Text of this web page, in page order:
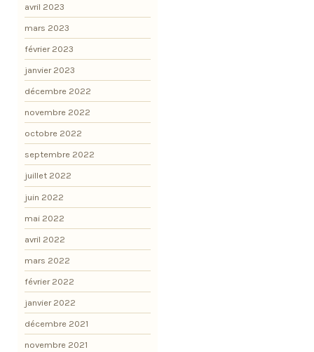
avril 2023
mars 2023
février 2023
janvier 2023
décembre 2022
novembre 2022
octobre 2022
septembre 2022
juillet 2022
juin 2022
mai 2022
avril 2022
mars 2022
février 2022
janvier 2022
décembre 2021
novembre 2021